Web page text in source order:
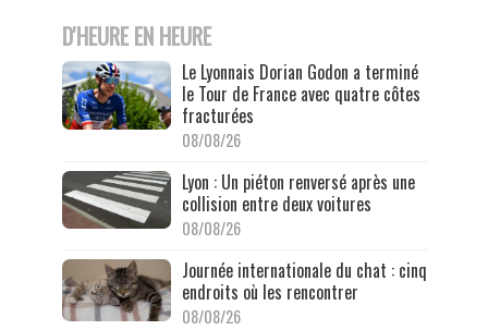
D'HEURE EN HEURE
Le Lyonnais Dorian Godon a terminé
le Tour de France avec quatre côtes
fracturées
08/08/26
Lyon : Un piéton renversé après une
collision entre deux voitures
08/08/26
Journée internationale du chat : cinq
endroits où les rencontrer
08/08/26